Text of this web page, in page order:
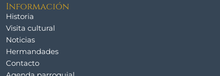
Información
Historia
Visita cultural
Noticias
Hermandades
Contacto